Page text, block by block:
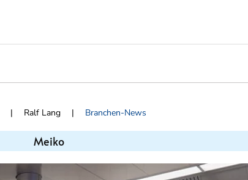
| Ralf Lang | Branchen-News
Meiko